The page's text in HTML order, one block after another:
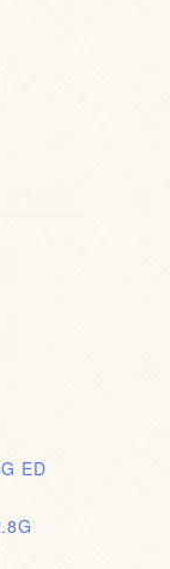
ED